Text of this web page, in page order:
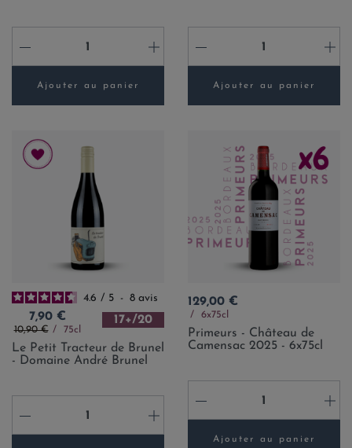
- +
Ajouter au panier
- +
Ajouter au panier
4.6 / 5 - 8 avis
Prix
7,90 €
Prix de base
10,90 € 75cl
17+/20
Le Petit Tracteur de Brunel
- Domaine André Brunel
- +
Prix
129,00 €
6x75cl
Primeurs - Château de
Camensac 2025 - 6x75cl
- +
Ajouter au panier